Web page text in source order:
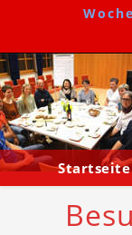
springen
Startseite